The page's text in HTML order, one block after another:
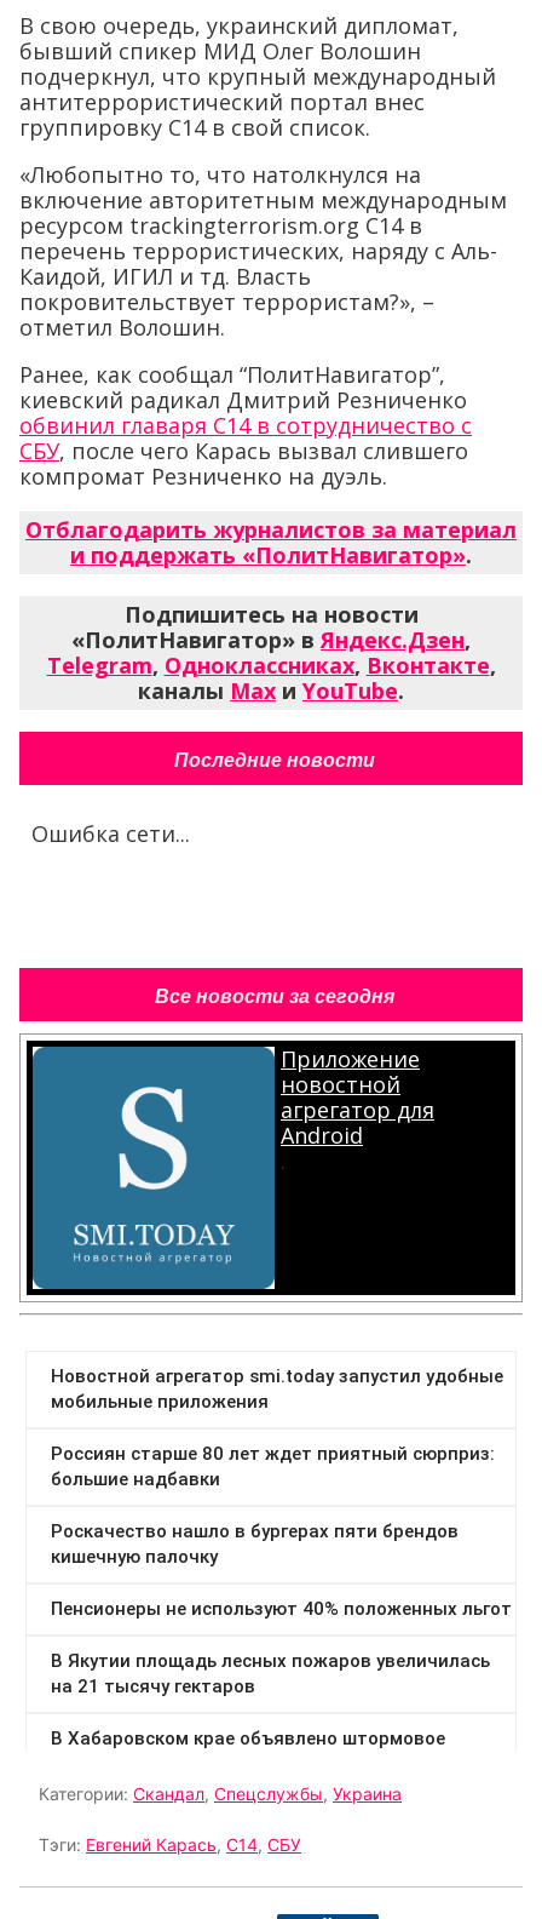
В свою очередь, украинский дипломат,
бывший спикер МИД Олег Волошин
подчеркнул, что крупный международный
антитеррористический портал внес
группировку С14 в свой список.
«Любопытно то, что натолкнулся на
включение авторитетным международным
ресурсом trackingterrorism.org C14 в
перечень террористических, наряду с Аль-
Каидой, ИГИЛ и тд. Власть
покровительствует террористам?», –
отметил Волошин.
Ранее, как сообщал “ПолитНавигатор”,
киевский радикал Дмитрий Резниченко
обвинил главаря С14 в сотрудничество с
СБУ, после чего Карась вызвал слившего
компромат Резниченко на дуэль.
Отблагодарить журналистов за материал
и поддержать «ПолитНавигатор».
Подпишитесь на новости
«ПолитНавигатор» вЯндекс.Дзен,
Telegram, Одноклассниках, Вконтакте,
каналы Max и YouTube.
Последние новости
Ошибка сети...
Все новости за сегодня
Приложение
новостной
агрегатор для
Android
.
Категории: Скандал, Спецслужбы, Украина
Тэги: Евгений Карась, С14, СБУ